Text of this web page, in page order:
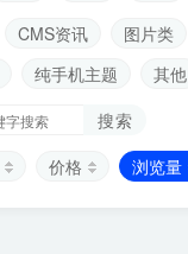
CMS资讯 图片类
纯手机主题
其他
搜索
价格 浏览量